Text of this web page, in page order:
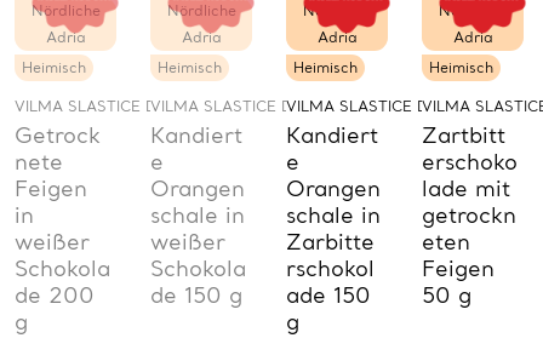
Heimisch
Nördliche
Adria
VILMA SLASTICE D.O.O.
Getrock
nete
Feigen
in
weißer
Schokola
de 200
g
Heimisch
Nördliche
Adria
VILMA SLASTICE D.O.O.
Kandiert
e
Orangen
schale in
weißer
Schokola
de 150 g
Heimisch
Nördliche
Adria
VILMA SLASTICE D.O.O.
Kandiert
e
Orangen
schale in
Zarbitte
rschokol
ade 150
g
Heimisch
Nördliche
Adria
VILMA
Zartbitt
erschoko
lade mit
getrockn
eten
Feigen
50 g